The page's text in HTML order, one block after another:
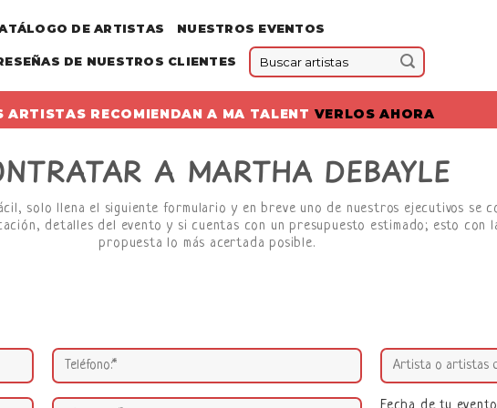
DE ARTISTAS NUESTROS EVENTOS
DE NUESTROS CLIENTES
ARTISTAS RECOMIENDAN A MA TALENT VERLOS AHORA
A MARTHA DEBAYLE
solo llena el siguiente formulario y en breve uno de nuestros ejecutivos se
detalles del evento y si cuentas con un presupuesto estimado; esto con
propuesta lo más acertada posible.